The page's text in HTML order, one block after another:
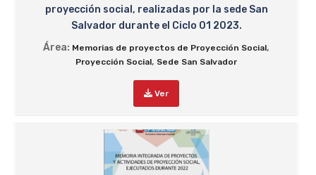
proyección social, realizadas por la sede San
Salvador durante el Ciclo 01 2023.
Área: Memorias de proyectos de Proyección Social,
Proyección Social, Sede San Salvador
Ver